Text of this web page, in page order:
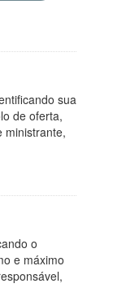
sua
de oferta,
ministrante,
o
e máximo